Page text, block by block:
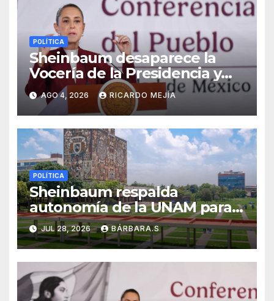
POLÍTICA
Sheinbaum desaparece la
Vocería de la Presidencia y
crea nueva Unidad de
Ayudantía
AGO 4, 2026 RICARDO MEJÍA
POLÍTICA
Sheinbaum respalda
autonomía de la UNAM para
resolver polémica por
examen de ingreso
JUL 28, 2026 BÁRBARA.S